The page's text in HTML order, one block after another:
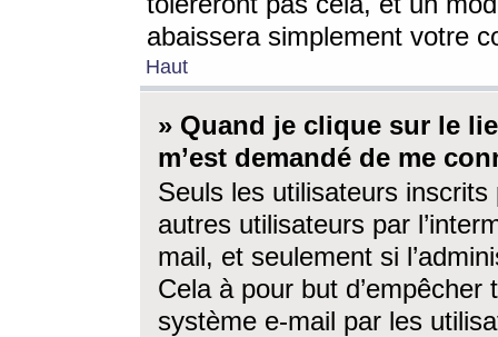
abaissera simplement votre
Haut
» Quand je clique sur le
m’est demandé de me
Seuls les utilisateurs
autres utilisateurs par
mail, et seulement si
Cela à pour but
système e-mail par les